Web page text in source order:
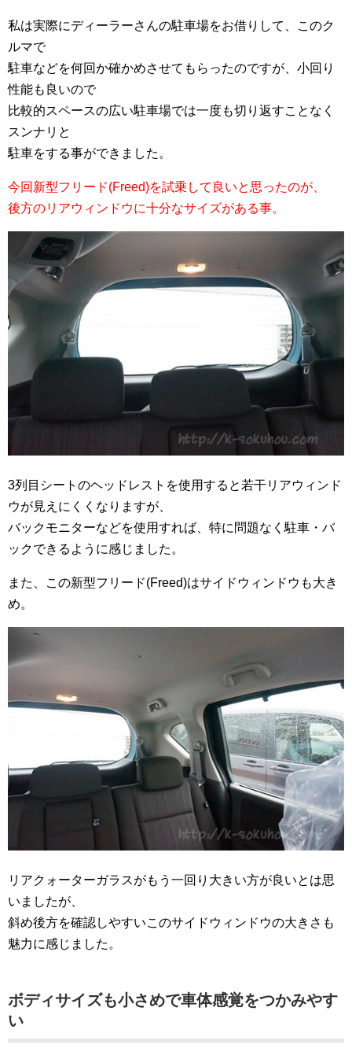
私は実際にディーラーさんの駐車場をお借りして、このク
ルマで
駐車などを何回か確かめさせてもらったのですが、小回り
性能も良いので
比較的スペースの広い駐車場では一度も切り返すことなく
スンナリと
駐車をする事ができました。
今回新型フリード(Freed)を試乗して良いと思ったのが、
後方のリアウィンドウに十分なサイズがある事。
3列目シートのヘッドレストを使用すると若干リアウィンド
ウが見えにくくなりますが、
バックモニターなどを使用すれば、特に問題なく駐車・バ
ックできるように感じました。
また、この新型フリード(Freed)はサイドウィンドウも大き
め。
リアクォーターガラスがもう一回り大きい方が良いとは思
いましたが、
斜め後方を確認しやすいこのサイドウィンドウの大きさも
魅力に感じました。
ボディサイズも小さめで車体感覚をつかみやす
い